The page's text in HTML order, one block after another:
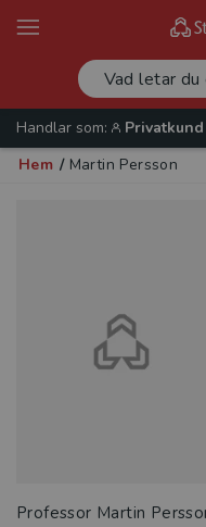
Handlar som:
Privatkund
Hem / Martin Persson
Professor Martin